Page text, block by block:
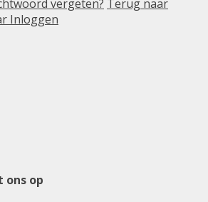
vergeten? Terug naar
Inloggen
ons op